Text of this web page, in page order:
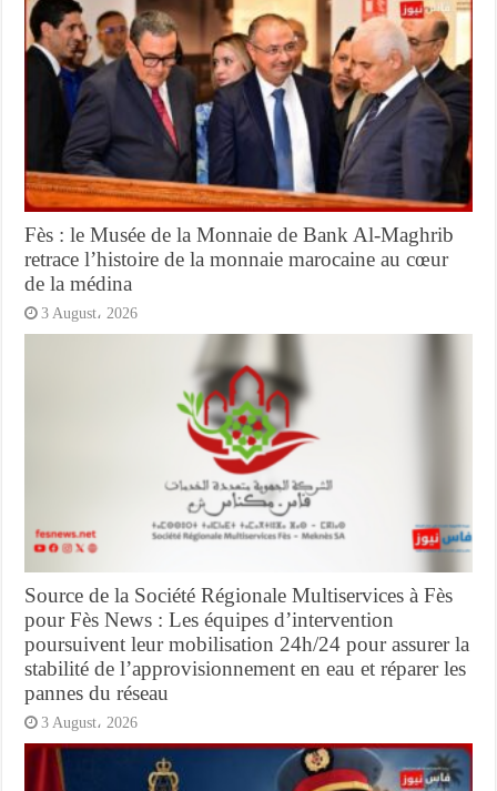
Fès : le Musée de la Monnaie de Bank Al-Maghrib
retrace l’histoire de la monnaie marocaine au cœur
de la médina
3 August، 2026
Source de la Société Régionale Multiservices à Fès
pour Fès News : Les équipes d’intervention
poursuivent leur mobilisation 24h/24 pour assurer la
stabilité de l’approvisionnement en eau et réparer les
pannes du réseau
3 August، 2026